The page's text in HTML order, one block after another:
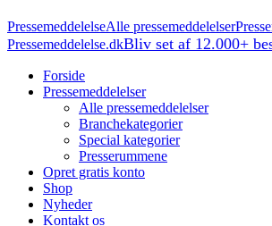
PressemeddelelseAlle pressemeddelelser
Pressemeddelelse.dkBliv set af 12.000+
Forside
Pressemeddelelser
Alle pressemeddelelser
Branchekategorier
Special kategorier
Presserummene
Opret gratis konto
Shop
Nyheder
Kontakt os